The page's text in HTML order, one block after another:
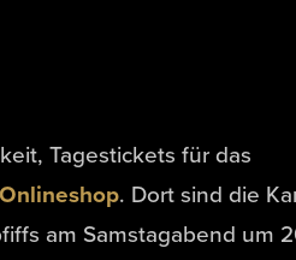
Tagestickets für das
. Dort sind die
am Samstagabend um